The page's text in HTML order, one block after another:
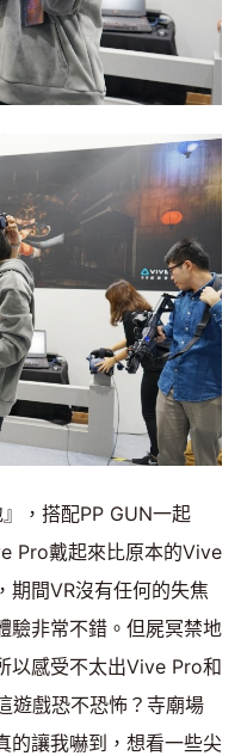
，搭配PP GUN一起
Pro戴起來比原本的Vive
期間VR沒有任何的失焦
驗非常不錯。但屍冥禁地
以感受不太出Vive Pro和
遊戲恐不恐怖？寺廟場
的讓我嚇到，想看一些尖